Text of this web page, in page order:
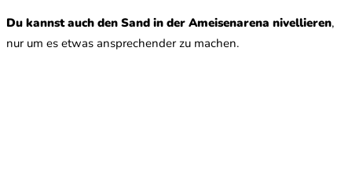
Du kannst auch den Sand in der Ameisenarena nivellieren,
nur um es etwas ansprechender zu machen.